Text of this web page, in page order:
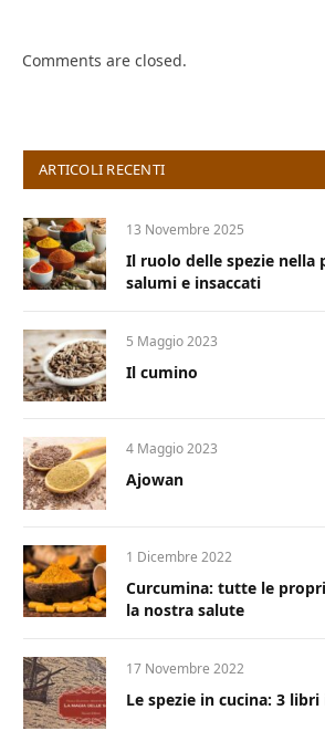
Comments are closed.
ARTICOLI RECENTI
13 Novembre 2025
Il ruolo delle spezie nella
salumi e insaccati
5 Maggio 2023
Il cumino
4 Maggio 2023
Ajowan
1 Dicembre 2022
Curcumina: tutte le
la nostra salute
17 Novembre 2022
Le spezie in cucina: 3